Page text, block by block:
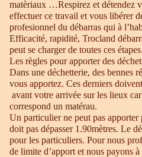
matèriaux …Respirez et détendez
effectuer ce travail et vous libérer
profesionnel du débarras qui à
Efficacité, rapidité, Trocland
peut se charger de toutes ces étapes.
Les règles pour apporter des
Dans une déchetterie, des bennes
vous apportez. Ces derniers
avant votre arrivée sur les lieux
correspond un matérau.
Un particulier ne peut pas
doit pas dépasser 1.90mètres. Le
pour les particuliers. Pour nous
de limite d’apport et nous payons à